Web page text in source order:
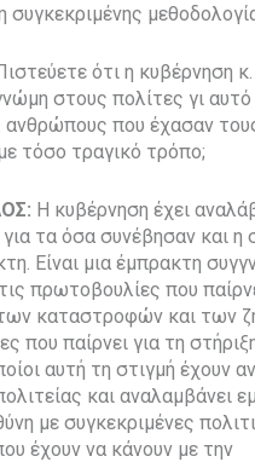
συγκεκριμένης
ότι η κυβέρνηση
στους πολίτες γι
ανθρώπους που έχασαν
τόσο τραγικό τρόπο;
Η κυβέρνηση έχει
για τα όσα συνέβησαν και η
Είναι μια έμπρακτη
πρωτοβουλίες που
καταστροφών και των
που παίρνει για τη
αυτή τη στιγμή έχουν
και αναλαμβάνει
με συγκεκριμένες
έχουν να κάνουν με την